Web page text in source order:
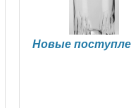
Новые